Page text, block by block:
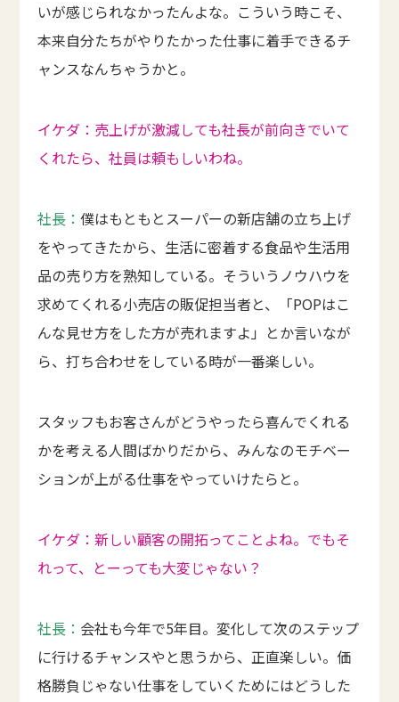
いが感じられなかったんよな。こういう時こそ、
本来自分たちがやりたかった仕事に着手できるチ
ャンスなんちゃうかと。
イケダ：売上げが激減しても社長が前向きでいて
くれたら、社員は頼もしいわね。
社長：僕はもともとスーパーの新店舗の立ち上げ
をやってきたから、生活に密着する食品や生活用
品の売り方を熟知している。そういうノウハウを
求めてくれる小売店の販促担当者と、「POPはこ
んな見せ方をした方が売れますよ」とか言いなが
ら、打ち合わせをしている時が一番楽しい。
スタッフもお客さんがどうやったら喜んでくれる
かを考える人間ばかりだから、みんなのモチベー
ションが上がる仕事をやっていけたらと。
イケダ：新しい顧客の開拓ってことよね。でもそ
れって、とーっても大変じゃない？
社長： 会社も今年で5年目。変化して次のステップ
に行けるチャンスやと思うから、正直楽しい。価
格勝負じゃない仕事をしていくためにはどうした